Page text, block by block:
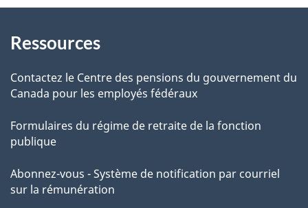
l
s
d
e
l
a
p
propos
de
site
Ressources
Contactez le Centre des pensions du gouvernement du
Canada pour les employés fédéraux
Formulaires du régime de retraite de la fonction
publique
Abonnez-vous - Système de notification par courriel
sur la rémunération